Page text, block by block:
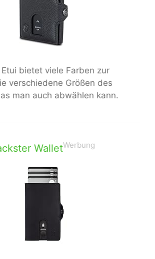
bietet viele Farben zur
verschiedene Größen des
man auch abwählen kann.
WalletWerbung